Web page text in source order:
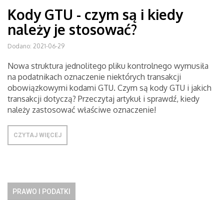
Kody GTU - czym są i kiedy
należy je stosować?
Dodano: 2021-06-29
Nowa struktura jednolitego pliku kontrolnego wymusiła
na podatnikach oznaczenie niektórych transakcji
obowiązkowymi kodami GTU. Czym są kody GTU i jakich
transakcji dotyczą? Przeczytaj artykuł i sprawdź, kiedy
należy zastosować właściwe oznaczenie!
CZYTAJ WIĘCEJ
PRAWO I PODATKI